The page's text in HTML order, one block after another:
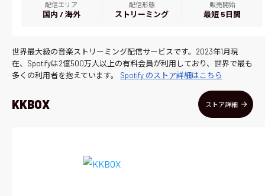
配信エリア
国内 / 海外
配信形態
ストリーミング
販売開始
最短 5日間
世界最大級の音楽ストリーミング配信サービスです。2023年1月現
在、Spotifyは2億500万人以上の有料会員が利用しており、世界で最も
多くの利用者を抱えています。 Spotify のストア詳細はこちら
KKBOX ストア詳細